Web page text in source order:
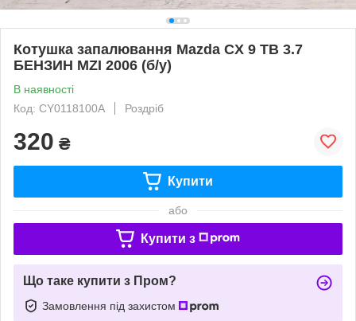
Котушка запалювання Mazda CX 9 TB 3.7
БЕНЗИН MZI 2006 (б/у)
В наявності
Код: CY0118100A
Роздріб
320 ₴
Купити
або
Купити з
Що таке купити з Пром?
Замовлення під захистом